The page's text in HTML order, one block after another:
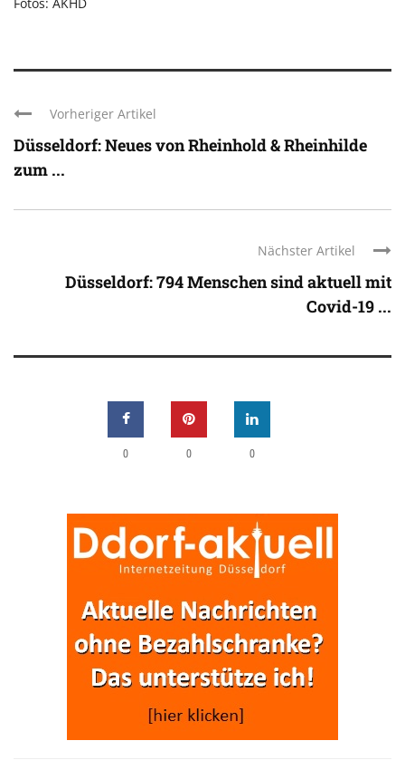
Vorheriger Artikel
Düsseldorf: Neues von Rheinhold & Rheinhilde
zum ...
Nächster Artikel
Düsseldorf: 794 Menschen sind aktuell mit
Covid-19 ...
0 0 0